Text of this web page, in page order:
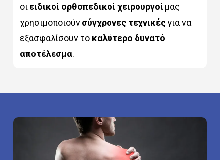
οι ειδικοί ορθοπεδικοί χειρουργοί μας
χρησιμοποιούν σύγχρονες τεχνικέςγια να
εξασφαλίσουν το καλύτερο δυνατό
αποτέλεσμα.